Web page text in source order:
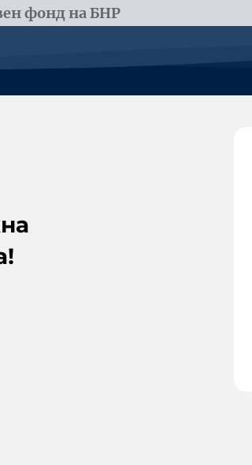
фонд на БНР